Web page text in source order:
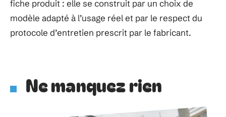
fiche produit : elle se construit par un choix de
modèle adapté à l’usage réel et par le respect du
protocole d’entretien prescrit par le fabricant.
Ne manquez rien